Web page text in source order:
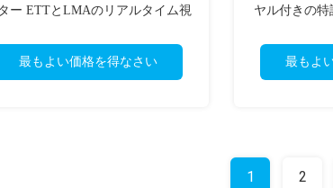
ー ETTとLMAのリアルタイム視
最もよい価格を得なさい
ヤル付きの
最もよ
1 2